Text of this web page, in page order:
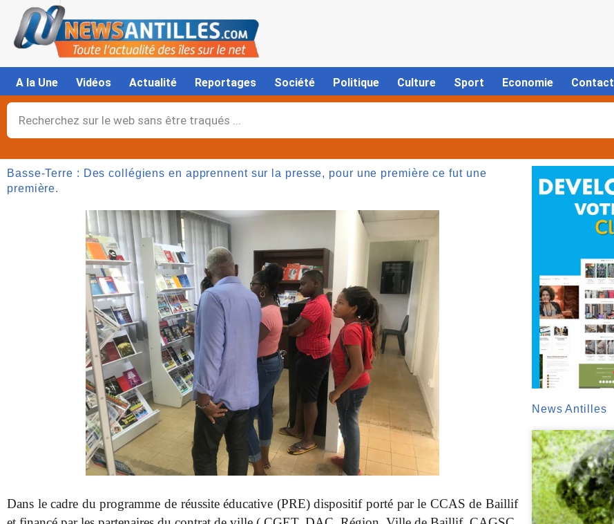
contenu
A la Une Vidéos Actualité Reportages Société Politique Culture Sport Economie Contact
Rechercher
Basse-Terre : Des collégiens en apprennent sur la presse, pour une première ce fut une
première.
Dans le cadre du programme de réussite éducative (PRE) dispositif porté par le CCAS de Baillif
News Antilles